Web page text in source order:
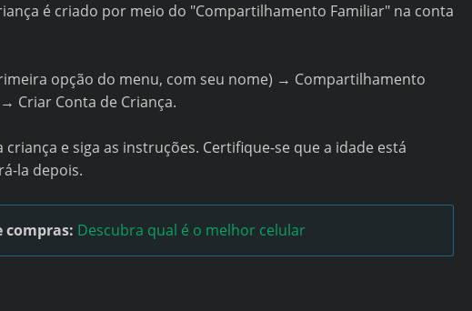
é criado por meio do "Compartilhamento Familiar" na conta
opção do menu, com seu nome) → Compartilhamento
Criar Conta de Criança.
e siga as instruções. Certifique-se que a idade está
la depois.
compras: Descubra qual é o melhor celular